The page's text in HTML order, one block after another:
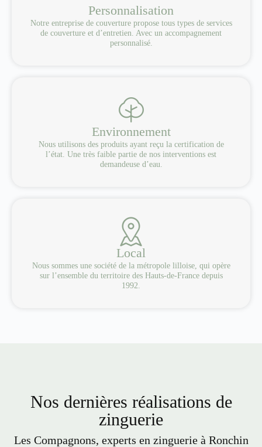
Personnalisation
Notre entreprise de couverture propose tous types de services
de couverture et d’entretien. Avec un accompagnement
personnalisé.
Environnement
Nous utilisons des produits ayant reçu la certification de
l’état. Une très faible partie de nos interventions est
demandeuse d’eau.
Local
Nous sommes une société de la métropole lilloise, qui opère
sur l’ensemble du territoire des Hauts-de-France depuis
1992.
Nos dernières réalisations de
zinguerie
Les Compagnons, experts en zinguerie à Ronchin